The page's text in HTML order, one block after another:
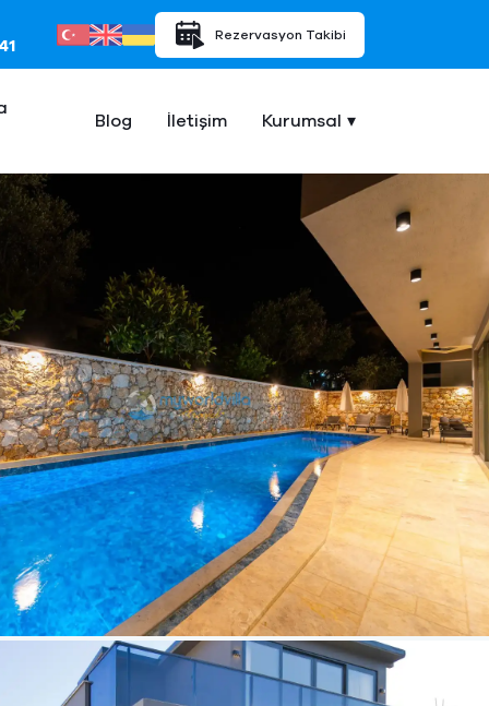
Rezervasyon Takibi
Blog İletişim Kurumsal